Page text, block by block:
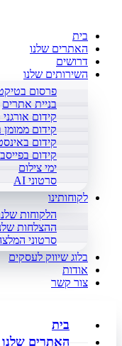
בית
האתרים שלנו
דרושים
השירותים שלנו
פרסום
בניית אתרים
קידום אורגני
קידום ממומן
קידום
קידום
ימי צילום
סרטוני AI
לקוחותינו
הלקוחות
ההצלחות
סרטוני
בלוג שיווק לעסקים
אודות
צור קשר
בית
האתרים שלנו